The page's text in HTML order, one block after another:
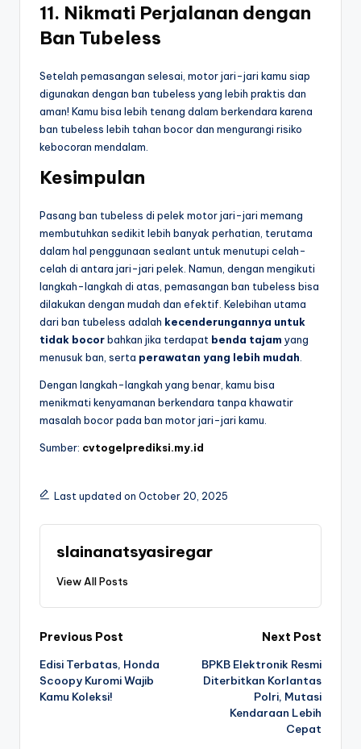
11. Nikmati Perjalanan dengan
Ban Tubeless
Setelah pemasangan selesai, motor jari-jari kamu siap
digunakan dengan ban tubeless yang lebih praktis dan
aman! Kamu bisa lebih tenang dalam berkendara karena
ban tubeless lebih tahan bocor dan mengurangi risiko
kebocoran mendalam.
Kesimpulan
Pasang ban tubeless di pelek motor jari-jari memang
membutuhkan sedikit lebih banyak perhatian, terutama
dalam hal penggunaan sealant untuk menutupi celah-
celah di antara jari-jari pelek. Namun, dengan mengikuti
langkah-langkah di atas, pemasangan ban tubeless bisa
dilakukan dengan mudah dan efektif. Kelebihan utama
dari ban tubeless adalah kecenderungannya untuk
tidak bocorbahkan jika terdapat benda tajam yang
menusuk ban, serta perawatan yang lebih mudah
Dengan langkah-langkah yang benar, kamu bisa
menikmati kenyamanan berkendara tanpa khawatir
masalah bocor pada ban motor jari-jari kamu.
Sumber: cvtogelprediksi.my.id
Last updated on October 20, 2025
slainanatsyasiregar
View All Posts
Post
navigation
Previous Post
Edisi Terbatas, Honda
Scoopy Kuromi Wajib
Kamu Koleksi!
Next Post
BPKB Elektronik Resmi
Diterbitkan Korlantas
Polri, Mutasi
Kendaraan Lebih
Cepat